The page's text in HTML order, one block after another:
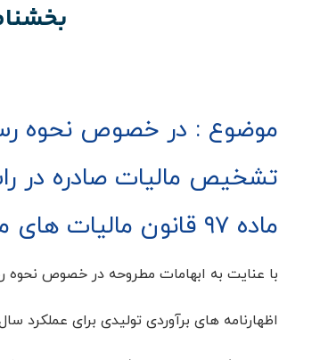
بخشنامه
موضوع : در خصوص نحوه
تشخیص مالیات صادره در
ماده ۹۷ قانون مالیات های مستقیم
با عنایت به ابهامات مطروحه در خصوص
اظهارنامه های برآوردی تولیدی برای عملکرد